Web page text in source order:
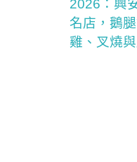
2026：興
名店，鵝
雞、叉燒